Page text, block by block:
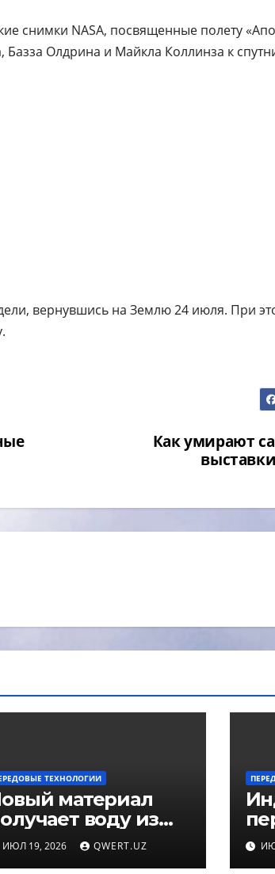
снимки NASA, посвященные полету
Олдрина и Майкла Коллинза к
вернувшись на Землю 24 июля. При
Как умирают
ТЕХНОЛОГИИ
материал
воду из
воздуха
ИЮЛ 19, 2026 QWERT.UZ